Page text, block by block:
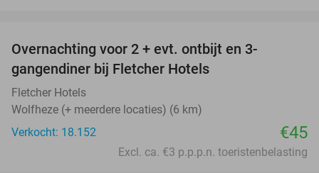
Overnachting voor 2 + evt. ontbijt en 3-
gangendiner bij Fletcher Hotels
Fletcher Hotels
Wolfheze (+ meerdere locaties) (6 km)
Verkocht: 18.152
€45
Excl. ca. €3 p.p.p.n. toeristenbelasting